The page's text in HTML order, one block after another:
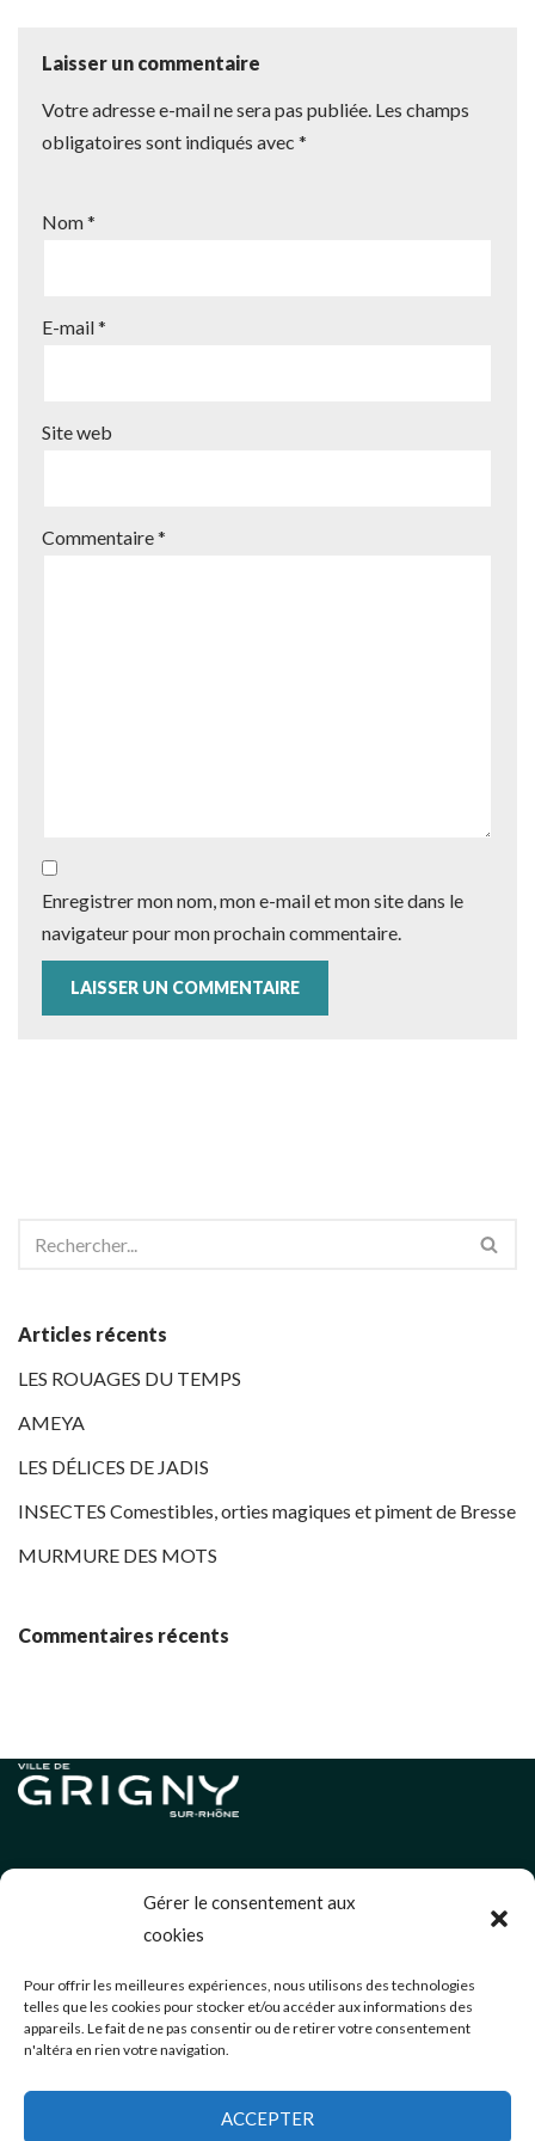
Gérer le consentement aux
cookies
Pour offrir les meilleures expériences, nous utilisons des technologies
telles que les cookies pour stocker et/ou accéder aux informations des
appareils. Le fait de ne pas consentir ou de retirer votre consentement
n'altéra en rien votre navigation.
ACCEPTER
Laisser un commentaire
Votre adresse e-mail ne sera pas publiée. Les champs
obligatoires sont indiqués avec *
Nom*
E-mail*
Site web
Commentaire*
Enregistrer mon nom, mon e-mail et mon site dans le
navigateur pour mon prochain commentaire.
Articles récents
LES ROUAGES DU TEMPS
AMEYA
LES DÉLICES DE JADIS
INSECTES Comestibles, orties magiques et piment de Bresse
MURMURE DES MOTS
Commentaires récents
Politique de cookies (UE)
Éditions précédentes
04 72 49 52 49